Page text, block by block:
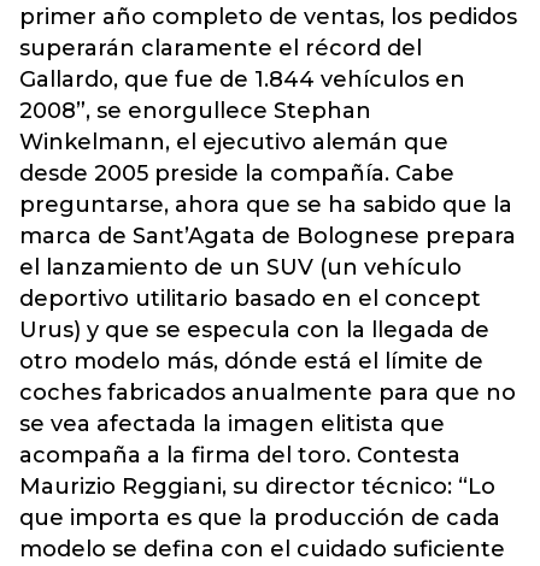
primer año completo de ventas, los pedidos
superarán claramente el récord del
Gallardo, que fue de 1.844 vehículos en
2008”, se enorgullece Stephan
Winkelmann, el ejecutivo alemán que
desde 2005 preside la compañía. Cabe
preguntarse, ahora que se ha sabido que la
marca de Sant’Agata de Bolognese prepara
el lanzamiento de un SUV (un vehículo
deportivo utilitario basado en el concept
Urus) y que se especula con la llegada de
otro modelo más, dónde está el límite de
coches fabricados anualmente para que no
se vea afectada la imagen elitista que
acompaña a la firma del toro. Contesta
Maurizio Reggiani, su director técnico: “Lo
que importa es que la producción de cada
modelo se defina con el cuidado suficiente